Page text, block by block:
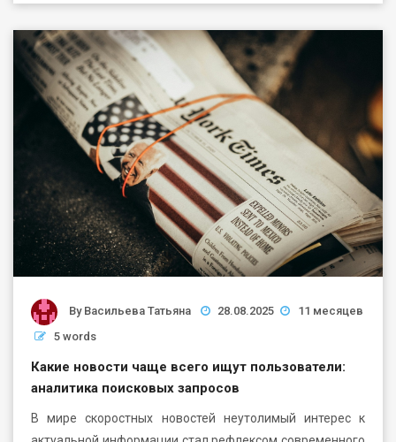
By Васильева Татьяна 28.08.2025
11 месяцев
5 words
Какие новости чаще всего ищут пользователи:
аналитика поисковых запросов
В мире скоростных новостей неутолимый интерес к